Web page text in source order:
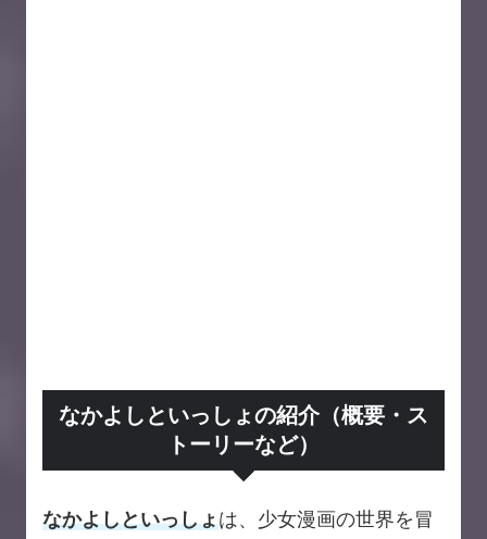
なかよしといっしょの紹介（概要・ス
トーリーなど）
なかよしといっしょは、少女漫画の世界を冒